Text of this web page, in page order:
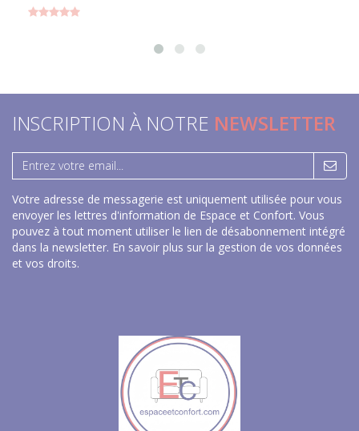
INSCRIPTION À NOTRE NEWSLETTER
Votre adresse de messagerie est uniquement utilisée pour vous
envoyer les lettres d'information de Espace et Confort. Vous
pouvez à tout moment utiliser le lien de désabonnement intégré
dans la newsletter. En savoir plus sur la gestion de vos données
et vos droits.